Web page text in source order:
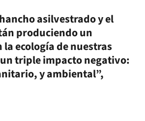
asilvestrado y el
produciendo un
la ecología de nuestras
triple impacto negativo:
y ambiental”,